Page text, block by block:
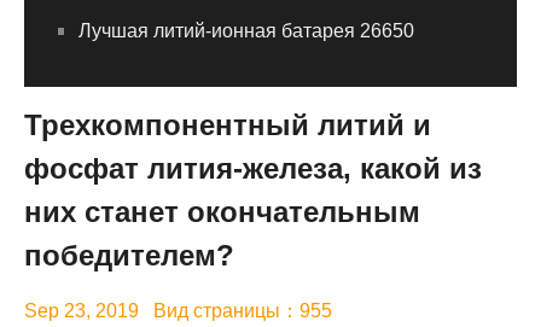
Лучшая литий-ионная батарея 26650
Трехкомпонентный литий и
фосфат лития-железа, какой из
них станет окончательным
победителем?
Sep 23, 2019 Вид страницы：955